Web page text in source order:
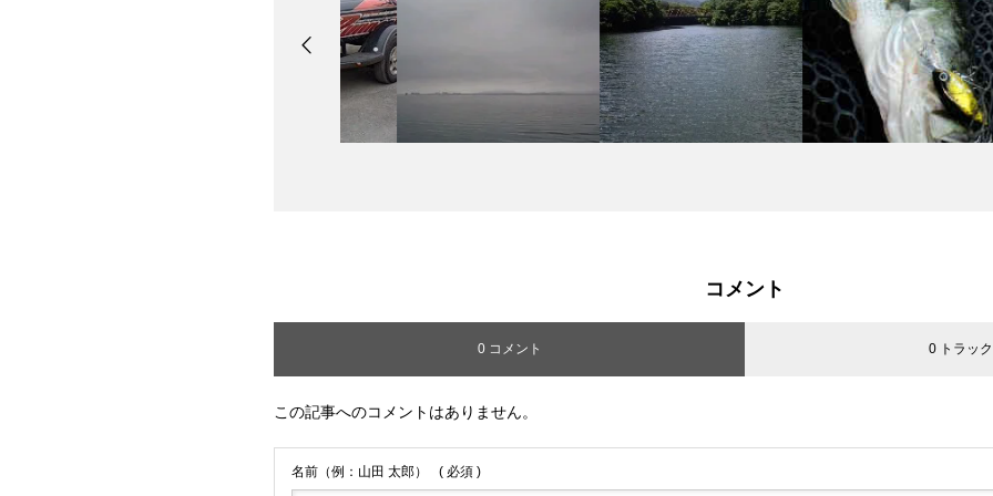
コメント
0 コメント 0 トラッ
この記事へのコメントはありません。
名前（例：山田 太郎） ( 必須 )